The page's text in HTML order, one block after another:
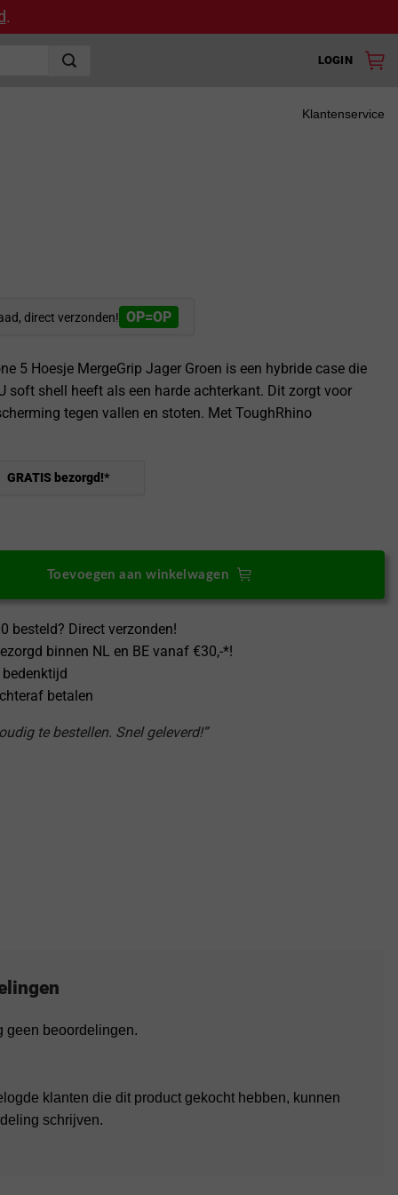
.
LOGIN
Klantenservice
direct verzonden! OP=OP
5 Hoesje MergeGrip Jager Groen is een hybride case die
soft shell heeft als een harde achterkant. Dit zorgt voor
tegen vallen en stoten. Met ToughRhino
GRATIS bezorgd!*
Toevoegen aan winkelwagen
besteld? Direct verzonden!
binnen NL en BE vanaf €30,-*!
betalen
te bestellen. Snel geleverd!”
geen beoordelingen.
klanten die dit product gekocht hebben, kunnen
schrijven.